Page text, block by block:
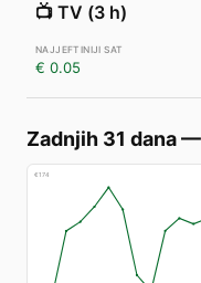
📺 TV (3 h)
€ 0.05
Zadnjih 31 dana—
€174